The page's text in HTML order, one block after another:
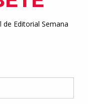
de
colectivo.
una herramienta
a las instancias
vecinales” concluyó